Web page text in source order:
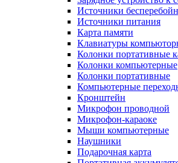
Источники
Источники питания
Карта памяти
Клавиатуры
Колонки портативные
Колонки компьютерные
Колонки портативные
Компьютерные
Кронштейн
Микрофон проводной
Микрофон-караоке
Мыши компьютерные
Наушники
Подарочная карта